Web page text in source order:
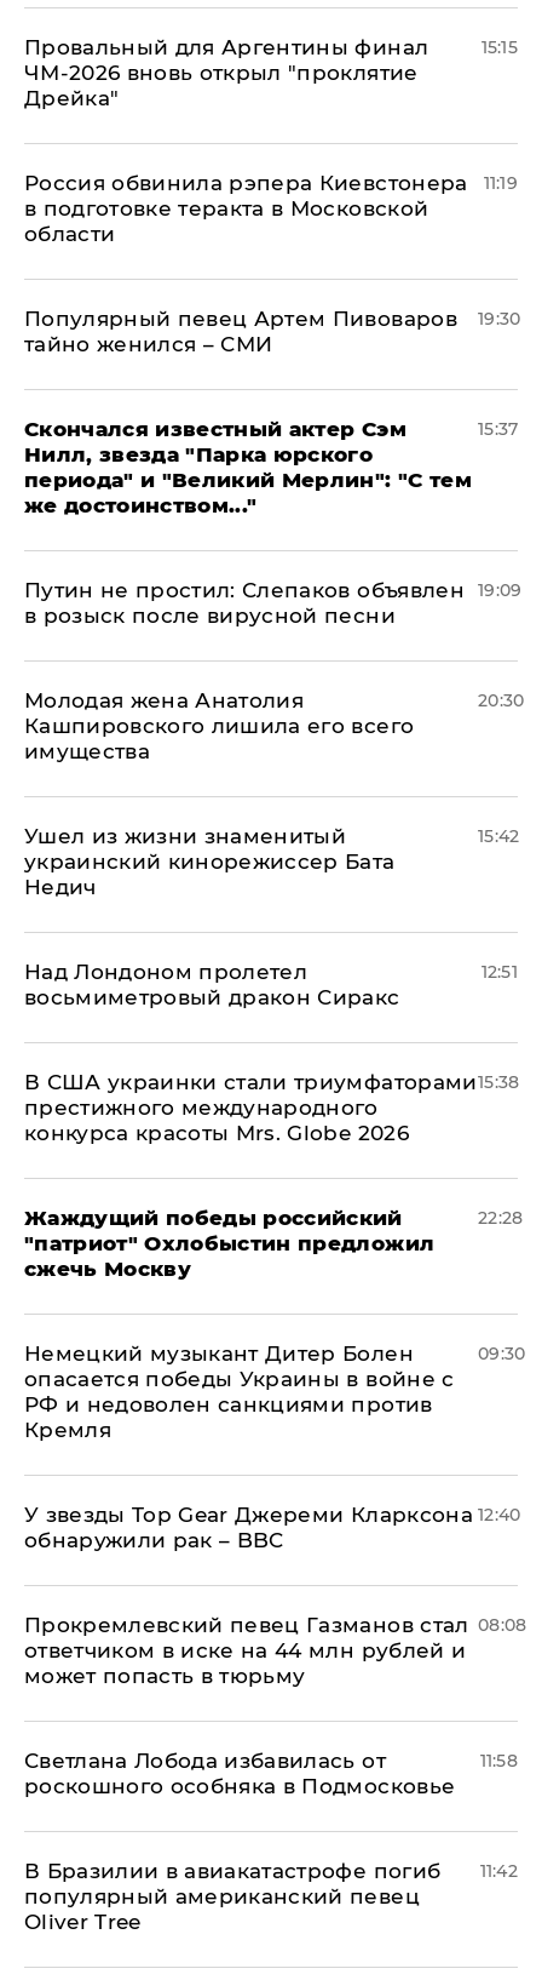
Провальный для Аргентины финал
ЧМ-2026 вновь открыл "проклятие
Дрейка"
15:15
Россия обвинила рэпера Киевстонера
в подготовке теракта в Московской
области
11:19
Популярный певец Артем Пивоваров
тайно женился – СМИ
19:30
Скончался известный актер Сэм
Нилл, звезда "Парка юрского
периода" и "Великий Мерлин": "С тем
же достоинством..."
15:37
Путин не простил: Слепаков объявлен
в розыск после вирусной песни
19:09
Молодая жена Анатолия
Кашпировского лишила его всего
имущества
20:30
Ушел из жизни знаменитый
украинский кинорежиссер Бата
Недич
15:42
Над Лондоном пролетел
восьмиметровый дракон Сиракс
12:51
В США украинки стали триумфаторами
престижного международного
конкурса красоты Mrs. Globe 2026
15:38
Жаждущий победы российский
"патриот" Охлобыстин предложил
сжечь Москву
22:28
Немецкий музыкант Дитер Болен
опасается победы Украины в войне с
РФ и недоволен санкциями против
Кремля
09:30
У звезды Top Gear Джереми Кларксона
обнаружили рак – BBC
12:40
Прокремлевский певец Газманов стал
ответчиком в иске на 44 млн рублей и
может попасть в тюрьму
08:08
Светлана Лобода избавилась от
роскошного особняка в Подмосковье
11:58
В Бразилии в авиакатастрофе погиб
популярный американский певец
Oliver Tree
11:42